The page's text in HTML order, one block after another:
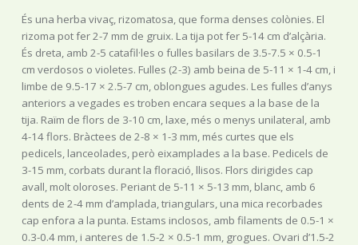
És una herba vivaç, rizomatosa, que forma denses colònies. El
rizoma pot fer 2-7 mm de gruix. La tija pot fer 5-14 cm d’alçària.
És dreta, amb 2-5 catafil·les o fulles basilars de 3.5-7.5 × 0.5-1
cm verdosos o violetes. Fulles (2-3) amb beina de 5-11 × 1-4 cm, i
limbe de 9.5-17 × 2.5-7 cm, oblongues agudes. Les fulles d’anys
anteriors a vegades es troben encara seques a la base de la
tija. Raïm de flors de 3-10 cm, laxe, més o menys unilateral, amb
4-14 flors. Bràctees de 2-8 × 1-3 mm, més curtes que els
pedicels, lanceolades, però eixamplades a la base. Pedicels de
3-15 mm, corbats durant la floració, llisos. Flors dirigides cap
avall, molt oloroses. Periant de 5-11 × 5-13 mm, blanc, amb 6
dents de 2-4 mm d’amplada, triangulars, una mica recorbades
cap enfora a la punta. Estams inclosos, amb filaments de 0.5-1 ×
0.3-0.4 mm, i anteres de 1.5-2 × 0.5-1 mm, grogues. Ovari d’1.5-2